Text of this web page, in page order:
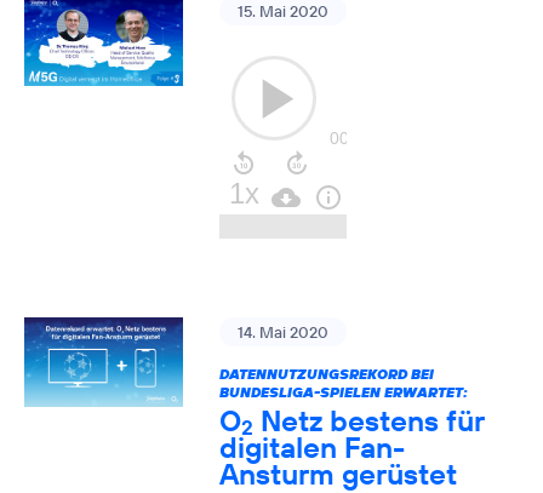
15. Mai 2020
14. Mai 2020
DATENNUTZUNGSREKORD BEI
BUNDESLIGA-SPIELEN ERWARTET:
O2 Netz bestens für
digitalen Fan-
Ansturm gerüstet